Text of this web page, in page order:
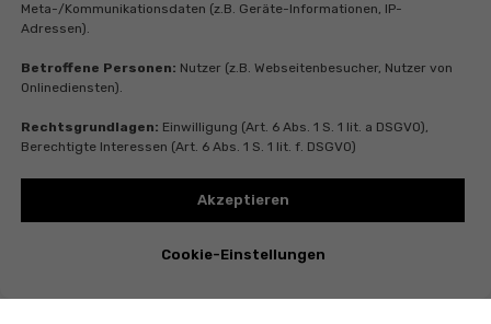
Meta-/Kommunikationsdaten (z.B. Geräte-Informationen, IP-
Adressen).
Betroffene Personen: Nutzer (z.B. Webseitenbesucher, Nutzer von
Onlinediensten).
Rechtsgrundlagen: Einwilligung (Art. 6 Abs. 1 S. 1 lit. a DSGVO),
Berechtigte Interessen (Art. 6 Abs. 1 S. 1 lit. f. DSGVO)
Akzeptieren
Cookie-Einstellungen